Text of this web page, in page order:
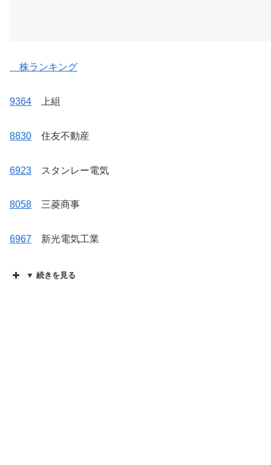
株ランキング
9364 上組
8830 住友不動産
6923 スタンレー電気
8058 三菱商事
6967 新光電気工業
▼ 続きを見る